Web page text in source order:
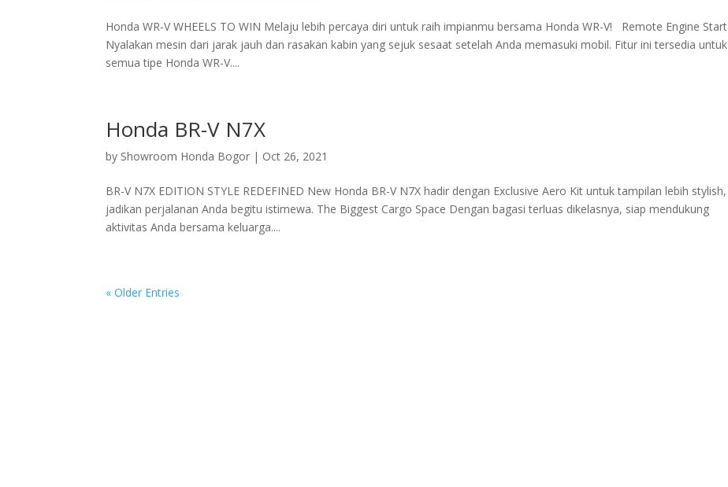
Honda WR-V WHEELS TO WIN Melaju lebih percaya diri untuk raih impianmu bersama Honda WR-V! Remote Engine Start
Nyalakan mesin dari jarak jauh dan rasakan kabin yang sejuk sesaat setelah Anda memasuki mobil. Fitur ini tersedia untuk
semua tipe Honda WR-V....
Honda BR-V N7X
by Showroom Honda Bogor | Oct 26, 2021
BR-V N7X EDITION STYLE REDEFINED New Honda BR-V N7X hadir dengan Exclusive Aero Kit untuk tampilan lebih stylish,
jadikan perjalanan Anda begitu istimewa. The Biggest Cargo Space Dengan bagasi terluas dikelasnya, siap mendukung
aktivitas Anda bersama keluarga....
« Older Entries